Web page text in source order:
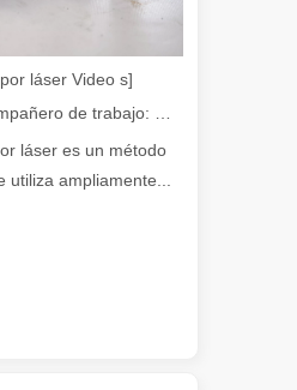
y eficiencia. Esta
láser Video s]
Cómo elegir su compañero de trabajo: máquina de corte por láser
láser es un método
utiliza ampliamente...